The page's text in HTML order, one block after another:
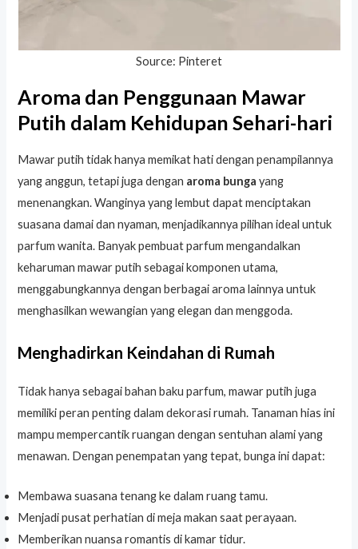
Source: Pinteret
Aroma dan Penggunaan Mawar
Putih dalam Kehidupan Sehari-hari
Mawar putih tidak hanya memikat hati dengan penampilannya
yang anggun, tetapi juga dengan aroma bunga yang
menenangkan. Wanginya yang lembut dapat menciptakan
suasana damai dan nyaman, menjadikannya pilihan ideal untuk
parfum wanita. Banyak pembuat parfum mengandalkan
keharuman mawar putih sebagai komponen utama,
menggabungkannya dengan berbagai aroma lainnya untuk
menghasilkan wewangian yang elegan dan menggoda.
Menghadirkan Keindahan di Rumah
Tidak hanya sebagai bahan baku parfum, mawar putih juga
memiliki peran penting dalam dekorasi rumah. Tanaman hias ini
mampu mempercantik ruangan dengan sentuhan alami yang
menawan. Dengan penempatan yang tepat, bunga ini dapat:
Membawa suasana tenang ke dalam ruang tamu.
Menjadi pusat perhatian di meja makan saat perayaan.
Memberikan nuansa romantis di kamar tidur.